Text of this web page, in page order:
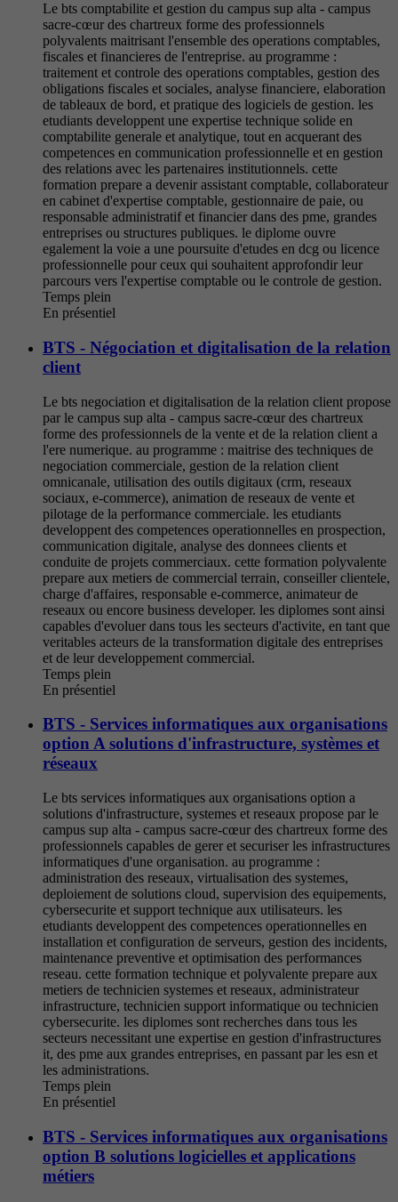
Le bts comptabilite et gestion du campus sup alta - campus
sacre-cœur des chartreux forme des professionnels
polyvalents maitrisant l'ensemble des operations comptables,
fiscales et financieres de l'entreprise. au programme :
traitement et controle des operations comptables, gestion des
obligations fiscales et sociales, analyse financiere, elaboration
de tableaux de bord, et pratique des logiciels de gestion. les
etudiants developpent une expertise technique solide en
comptabilite generale et analytique, tout en acquerant des
competences en communication professionnelle et en gestion
des relations avec les partenaires institutionnels. cette
formation prepare a devenir assistant comptable, collaborateur
en cabinet d'expertise comptable, gestionnaire de paie, ou
responsable administratif et financier dans des pme, grandes
entreprises ou structures publiques. le diplome ouvre
egalement la voie a une poursuite d'etudes en dcg ou licence
professionnelle pour ceux qui souhaitent approfondir leur
parcours vers l'expertise comptable ou le controle de gestion.
Temps plein
En présentiel
BTS - Négociation et digitalisation de la relation
client
Le bts negociation et digitalisation de la relation client propose
par le campus sup alta - campus sacre-cœur des chartreux
forme des professionnels de la vente et de la relation client a
l'ere numerique. au programme : maitrise des techniques de
negociation commerciale, gestion de la relation client
omnicanale, utilisation des outils digitaux (crm, reseaux
sociaux, e-commerce), animation de reseaux de vente et
pilotage de la performance commerciale. les etudiants
developpent des competences operationnelles en prospection,
communication digitale, analyse des donnees clients et
conduite de projets commerciaux. cette formation polyvalente
prepare aux metiers de commercial terrain, conseiller clientele,
charge d'affaires, responsable e-commerce, animateur de
reseaux ou encore business developer. les diplomes sont ainsi
capables d'evoluer dans tous les secteurs d'activite, en tant que
veritables acteurs de la transformation digitale des entreprises
et de leur developpement commercial.
Temps plein
En présentiel
BTS - Services informatiques aux organisations
option A solutions d'infrastructure, systèmes et
réseaux
Le bts services informatiques aux organisations option a
solutions d'infrastructure, systemes et reseaux propose par le
campus sup alta - campus sacre-cœur des chartreux forme des
professionnels capables de gerer et securiser les infrastructures
informatiques d'une organisation. au programme :
administration des reseaux, virtualisation des systemes,
deploiement de solutions cloud, supervision des equipements,
cybersecurite et support technique aux utilisateurs. les
etudiants developpent des competences operationnelles en
installation et configuration de serveurs, gestion des incidents,
maintenance preventive et optimisation des performances
reseau. cette formation technique et polyvalente prepare aux
metiers de technicien systemes et reseaux, administrateur
infrastructure, technicien support informatique ou technicien
cybersecurite. les diplomes sont recherches dans tous les
secteurs necessitant une expertise en gestion d'infrastructures
it, des pme aux grandes entreprises, en passant par les esn et
les administrations.
Temps plein
En présentiel
BTS - Services informatiques aux organisations
option B solutions logicielles et applications
métiers